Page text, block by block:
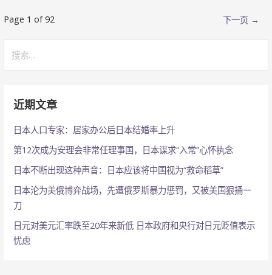
文
章
Page 1 of 92 下一页 →
索：
近期文章
日本人口专家：居家办公后日本结婚率上升
第12次成为安理会非常任理事国，日本谋求“入常”心怀执念
日本不断出现这种声音：日本应该将中国视为“救命稻草”
日本沦为美俄博弈战场，先遭俄罗斯暴力惩罚，又被美国狠捅一
刀
日元对美元汇率跌至20年来新低 日本政府和央行对日元贬值表示
忧虑